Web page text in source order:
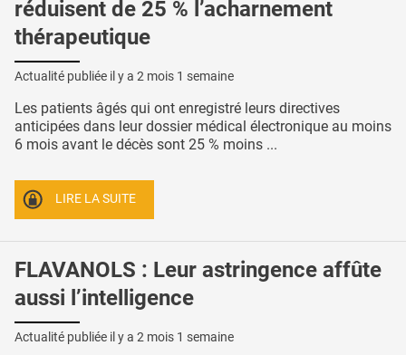
réduisent de 25 % l’acharnement
thérapeutique
Actualité publiée il y a 2 mois 1 semaine
Les patients âgés qui ont enregistré leurs directives
anticipées dans leur dossier médical électronique au moins
6 mois avant le décès sont 25 % moins ...
LIRE LA SUITE
FLAVANOLS : Leur astringence affûte
aussi l’intelligence
Actualité publiée il y a 2 mois 1 semaine